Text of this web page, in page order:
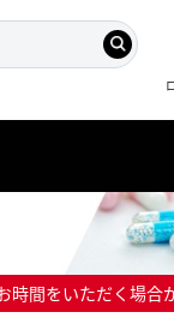
間をいただく場合